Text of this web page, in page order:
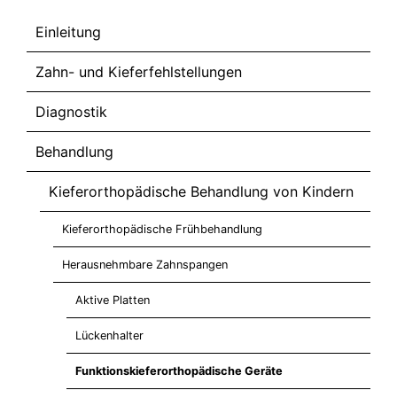
Fachwiki
Einleitung
Zahn- und Kieferfehlstellungen
Diagnostik
Behandlung
Kieferorthopädische Behandlung von Kindern
Kieferorthopädische Frühbehandlung
Herausnehmbare Zahnspangen
Aktive Platten
Lückenhalter
Funktionskieferorthopädische Geräte